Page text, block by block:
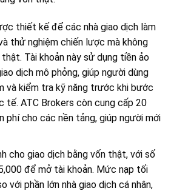
thiết kế để các nhà giao dịch làm
thử nghiệm chiến lược mà không
Tài khoản này sử dụng tiền ảo
dịch mô phỏng, giúp người dùng
và kiểm tra kỹ năng trước khi bước
ATC Brokers còn cung cấp 20
phí cho các nền tảng, giúp người mới
cho giao dịch bằng vốn thật, với số
để mở tài khoản. Mức nạp tối
với phần lớn nhà giao dịch cá nhân,